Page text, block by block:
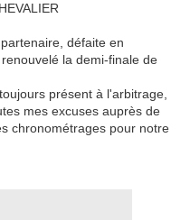
défaite en
la demi-finale de
présent à l'arbitrage,
mes excuses auprès de
chronométrages pour notre